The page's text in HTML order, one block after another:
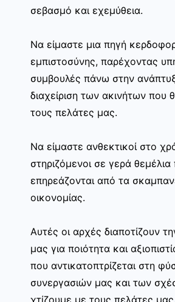
σεβασμό και εχεμύθεια.
Να είμαστε μια πηγή
εμπιστοσύνης, παρέχοντας
συμβουλές πάνω στην
διαχείριση των ακινήτων
τους πελάτες μας.
Να είμαστε ανθεκτικοί στο
στηριζόμενοι σε γερά
επηρεάζονται από τα
οικονομίας.
Αυτές οι αρχές διαποτίζουν
μας για ποιότητα και
που αντικατοπτρίζεται στη
συνεργασιών μας και των
χτίζουμε με τους πελάτες